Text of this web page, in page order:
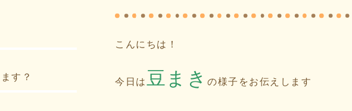
す？
こんにちは！
今日は 豆まきの様子をお伝えします